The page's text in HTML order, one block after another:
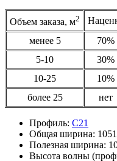
Объем заказа, м2
менее 5
70%
5-10
30%
10-25
10%
более 25
нет
Профиль: С21
Общая ширина:
Полезная ширина:
Высота волны